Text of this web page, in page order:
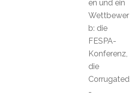
en und ein
Wettbewer
b: die
FESPA-
Konferenz,
die
Corrugated
-